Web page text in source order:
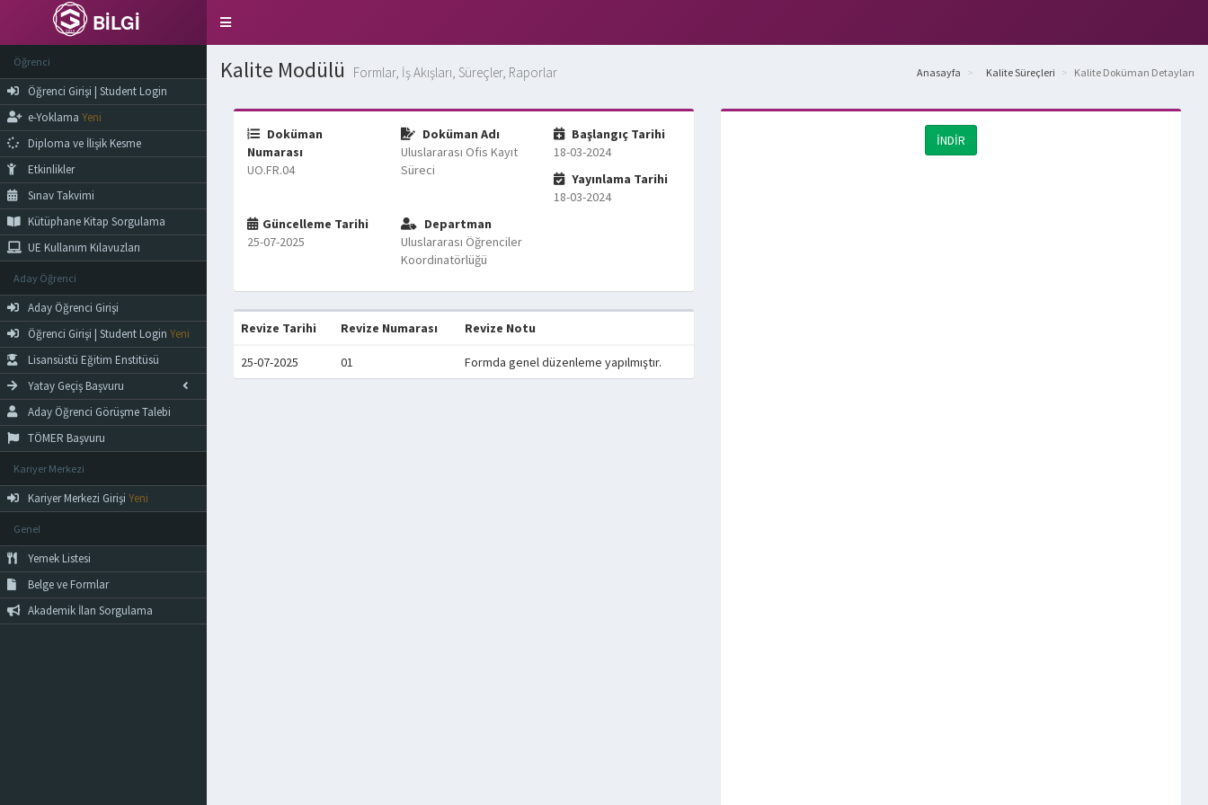
BİLGİ
Toggle
Öğrenci
Öğrenci Girişi | Student Login
e-Yoklama Yeni
Diploma ve İlişik Kesme
Etkinlikler
Sınav Takvimi
Kütüphane Kitap Sorgulama
UE Kullanım Kılavuzları
Aday Öğrenci
Aday Öğrenci Girişi
Öğrenci Girişi | Student Login Yeni
Lisansüstü Eğitim Enstitüsü
Yatay Geçiş Başvuru
Aday Öğrenci Görüşme Talebi
TÖMER Başvuru
Kariyer Merkezi
Kariyer Merkezi Girişi Yeni
Genel
Yemek Listesi
Belge ve Formlar
Akademik İlan Sorgulama
Kalite Modülü Formlar, İş Akışları, Süreçler, Raporlar Anasayfa Kalite Süreçleri Kalite Doküman Detayları
Doküman
Numarası
UO.FR.04
Doküman Adı
Uluslararası Ofis Kayıt
Süreci
Başlangıç Tarihi
18-03-2024
Yayınlama Tarihi
18-03-2024
Güncelleme Tarihi
25-07-2025
Departman
Uluslararası Öğrenciler
Koordinatörlüğü
Revize Tarihi Revize Numarası Revize Notu
25-07-2025 01 Formda genel düzenleme yapılmıştır.
İNDİR